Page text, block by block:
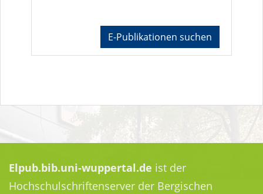
E-Publikationen suchen
Elpub.bib.uni-wuppertal.de ist der
Hochschulschriftenserver der Bergischen